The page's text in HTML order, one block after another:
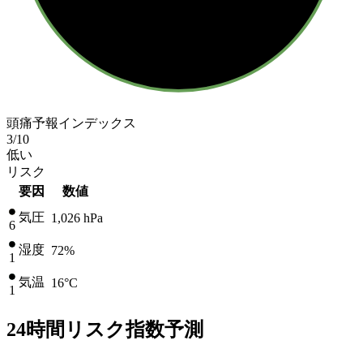
頭痛予報インデックス
3/10
低い
リスク
要因
数値
6
気圧 1,026 hPa
1
湿度 72%
1
気温 16°C
24時間リスク指数予測